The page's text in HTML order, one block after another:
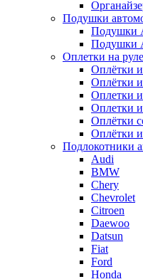
Подушки
Подушки
Подушки
Оплетки на
Оплётки
Оплётки
Оплетки
Оплетки
Оплётки
Оплётки
Подлокотники
Audi
BMW
Chery
Chevrolet
Citroen
Daewoo
Datsun
Fiat
Ford
Honda